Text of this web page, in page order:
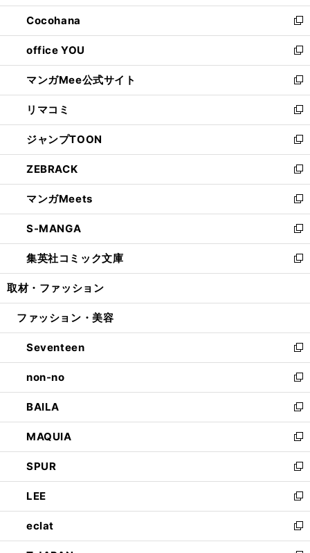
開
く
ウ
で
開
く
ン
ド
ウ
で
開
く
し
い
ウ
ィ
ン
ド
ウ
で
開
く
Cocohana
新
し
い
ウ
ィ
ン
ド
ウ
で
開
く
office YOU
新
し
い
ウ
ィ
ン
ド
ウ
で
開
く
マンガMee公式サイト
新
し
い
ウ
ィ
ン
ド
ウ
で
開
く
リマコミ
新
し
い
ウ
ィ
ン
ド
ウ
で
開
く
ジャンプTOON
新
し
い
ウ
ィ
ン
ド
ウ
で
開
ZEBRACK
新
し
い
ウ
ィ
ン
ド
ウ
開
マンガMeets
新
し
い
ウ
ィ
ン
ウ
開
く
S-MANGA
新
し
い
ウ
ン
ウ
で
開
く
集英社コミック文庫
新
し
ウ
ン
ド
ウ
で
開
く
取材・ファッション
ファッション・美容
Seventeen
新
し
い
ウ
ィ
ン
ド
ウ
で
開
く
non-no
新
し
い
ウ
ィ
ン
ド
ウ
で
開
く
BAILA
新
し
い
ウ
ィ
ン
ド
ウ
で
開
MAQUIA
新
し
い
ウ
ィ
ン
ド
ウ
SPUR
新
し
い
ウ
ィ
ン
LEE
新
し
い
ウ
eclat
新
し